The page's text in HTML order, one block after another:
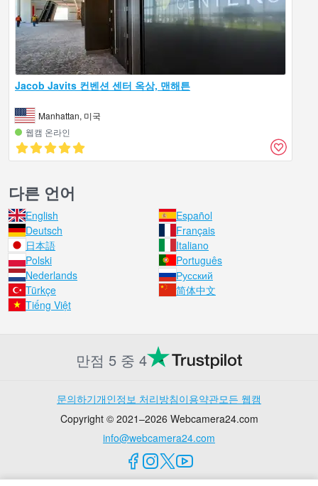
Jacob Javits 컨벤션 센터 옥상, 맨해튼
Manhattan, 미국
웹캠 온라인
다른 언어
English
Español
Deutsch
Français
日本語
Italiano
Polski
Português
Nederlands
Русский
Türkçe
简体中文
Tiếng Việt
만점 5 중 4
문의하기개인정보 처리방침이용약관모든 웹캠
Copyright © 2021–2026 Webcamera24.com
info@webcamera24.com